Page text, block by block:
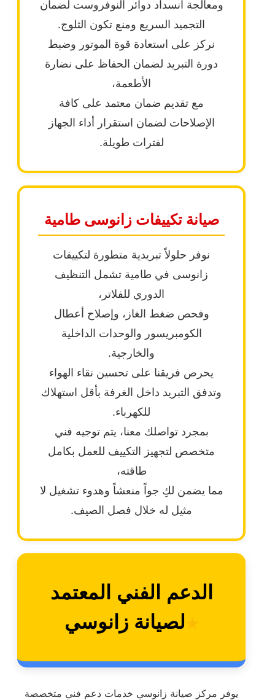
ومعالجة انسداد دوائر النوفروست لضمان
التجميد السريع ومنع تكون الثلوج.
نركز على استعادة قوة الموتور وضبط
دورة التبريد لضمان الحفاظ على نضارة
الأطعمة،
مع تقديم ضمان معتمد على كافة
الإصلاحات لضمان استقرار أداء الجهاز
لفترات طويلة.
صيانة تكييفات زانوسى طامية
نوفر حلولاً تبريدية متطورة لتكييفات
زانوسى في طامية تشمل التنظيف
الدوري للفلاتر،
وفحص ضغط الغاز، وإصلاح أعطال
الكومبريسور والوحدات الداخلية
والخارجية.
يحرص فريقنا على تحسين نقاء الهواء
وتدفق التبريد داخل الغرفة بأقل استهلاك
للكهرباء.
بمجرد تواصلك معنا، يتم توجيه فني
متخصص لتجهيز التكييف للعمل بكامل
طاقته،
مما يضمن لكِ جواً منعشاً وهدوء تشغيل لا
مثيل له خلال فصل الصيف.
الدعم الفني المعتمد
لصيانة زانوسي
يوفر مركز صيانة زانوسي خدمات دعم فني متخصصة